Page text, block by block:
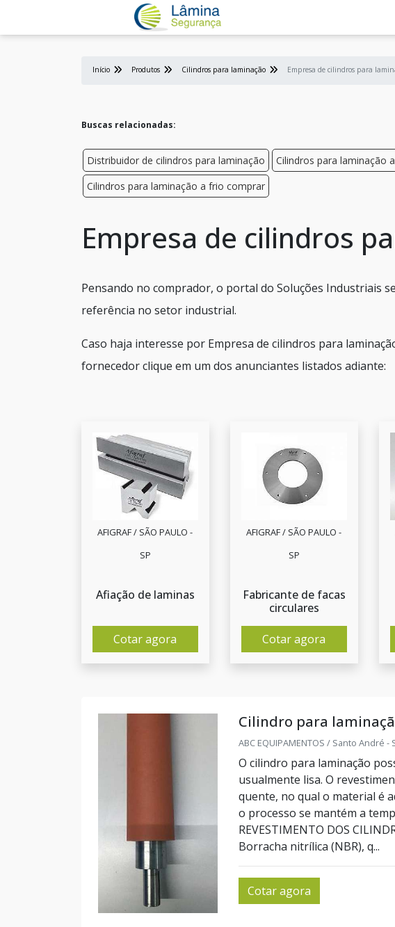
Início Produtos Cilindros para laminação Empresa de cilindros para
Buscas relacionadas:
Distribuidor de cilindros para laminação Cilindros para laminação
Cilindros para laminação a frio comprar
Empresa de cilindros
Pensando no comprador, o portal do Soluções Industriais
referência no setor industrial.
Caso haja interesse por Empresa de cilindros para
fornecedor clique em um dos anunciantes listados adiante:
AFIGRAF / SÃO PAULO -
SP
Afiação de laminas
Cotar agora
AFIGRAF / SÃO PAULO -
SP
Fabricante de facas
circulares
Cotar agora
Cilindro para
ABC EQUIPAMENTOS / Santo André -
O cilindro para laminação
usualmente lisa. O
quente, no qual o material é
o processo se mantém a
REVESTIMENTO DOS
Borracha nitrílica (NBR), q...
Cotar agora